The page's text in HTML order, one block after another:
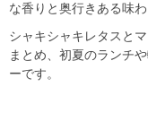
な香りと奥行きある味
シャキシャキレタスと
まとめ、初夏のランチ
ーです。